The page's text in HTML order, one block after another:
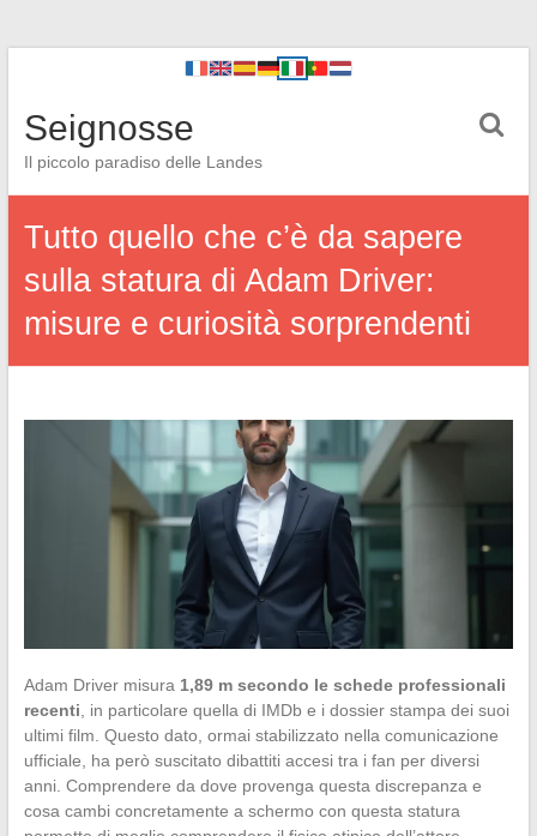
Seignosse
Il piccolo paradiso delle Landes
Tutto quello che c’è da sapere
sulla statura di Adam Driver:
misure e curiosità sorprendenti
Adam Driver misura 1,89 m secondo le schede professionali
recenti , in particolare quella di IMDb e i dossier stampa dei suoi
ultimi film. Questo dato, ormai stabilizzato nella comunicazione
ufficiale, ha però suscitato dibattiti accesi tra i fan per diversi
anni. Comprendere da dove provenga questa discrepanza e
cosa cambi concretamente a schermo con questa statura